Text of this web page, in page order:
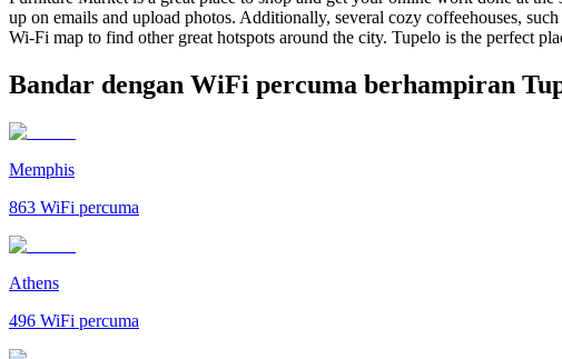
up on emails and upload photos. Additionally, several cozy coffeehouses,
Wi-Fi map to find other great hotspots around the city. Tupelo is the perfect
Bandar dengan WiFi percuma berhampiran
Memphis
863 WiFi percuma
Athens
496 WiFi percuma